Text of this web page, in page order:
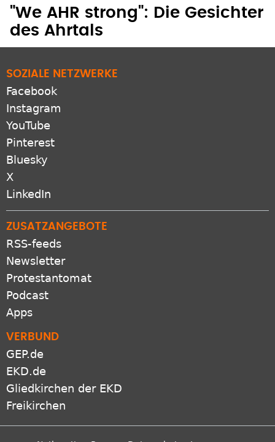
"We AHR strong": Die Gesichter
des Ahrtals
SOZIALE NETZWERKE
Facebook
Instagram
YouTube
Pinterest
Bluesky
X
LinkedIn
ZUSATZANGEBOTE
RSS-feeds
Newsletter
Protestantomat
Podcast
Apps
VERBUND
GEP.de
EKD.de
Gliedkirchen der EKD
Freikirchen